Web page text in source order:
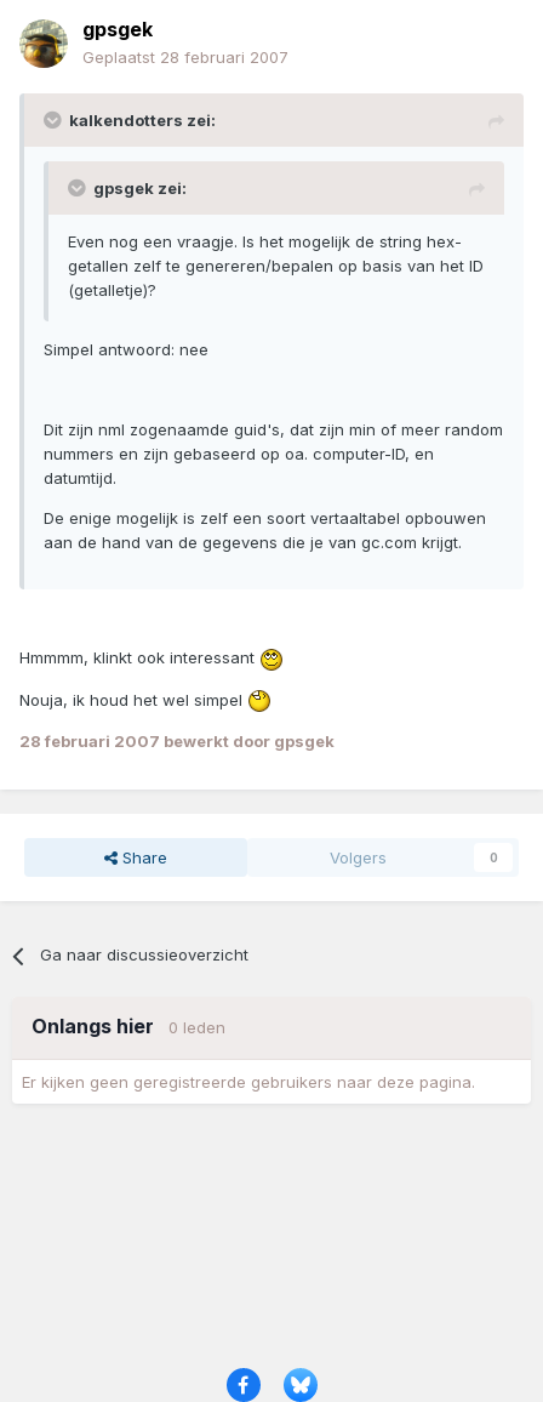
gpsgek
Geplaatst 28 februari 2007
kalkendotters zei:
gpsgek zei:
Even nog een vraagje. Is het mogelijk de string hex-
getallen zelf te genereren/bepalen op basis van het ID
(getalletje)?
Simpel antwoord: nee
Dit zijn nml zogenaamde guid's, dat zijn min of meer random
nummers en zijn gebaseerd op oa. computer-ID, en
datumtijd.
De enige mogelijk is zelf een soort vertaaltabel opbouwen
aan de hand van de gegevens die je van gc.com krijgt.
Hmmmm, klinkt ook interessant
Nouja, ik houd het wel simpel
28 februari 2007 bewerkt door gpsgek
Share Volgers 0
Ga naar discussieoverzicht
Onlangs hier 0 leden
Er kijken geen geregistreerde gebruikers naar deze pagina.